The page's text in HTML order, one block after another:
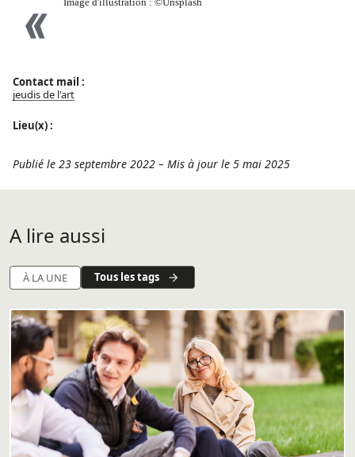
Contact mail :
jeudis de l'art
Lieu(x) :
Publié le 23 septembre 2022 – Mis à jour le 5 mai 2025
A lire aussi
À LA UNE Tous les tags